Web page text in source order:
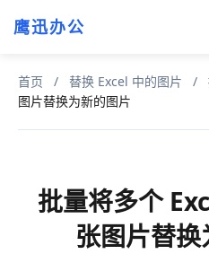
鹰迅办公
首页 / 替换 Excel 中的图片 /
图片替换为新的图片
批量将多个
张图片替